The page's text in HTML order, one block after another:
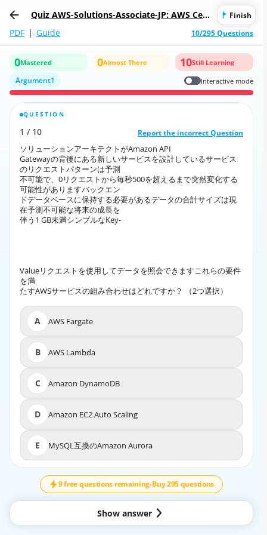
Quiz AWS-Solutions-Associate-JP: AWS Cert
ified Solutions Architect - Associate (SAA-C
02) (AWS-Solutions-Associate日本語版)
Finish
PDF | Guide 10/295 Questions
0Mastered 0Almost There 10Still Learning
Argument1 Interactive mode
QUESTION
1 / 10 Report the incorrect Question
ソリューションアーキテクトがAmazon API
Gatewayの背後にある新しいサービスを設計しているサービス
のリクエストパターンは予測
不可能で、0リクエストから毎秒500を超えるまで突然変化する
可能性がありますバックエン
ドデータベースに保持する必要があるデータの合計サイズは現
在予測不可能な将来の成長を
伴う1 GB未満シンプルなKey-
Valueリクエストを使用してデータを照会できますこれらの要件
を満
たすAWSサービスの組み合わせはどれですか？ （2つ選択）
A AWS Fargate
B AWS Lambda
C Amazon DynamoDB
D Amazon EC2 Auto Scaling
E MySQL互換のAmazon Aurora
1
/
10
Report the incorrect Question
ソリューションアーキテクトがAmazon API
Gatewayの背後にある新しいサービスを設計しているサービス
不可能で、0リクエストから毎秒500を超えるまで突然変化する
ドデータベースに保持する必要があるデータの合計サイズは現
Valueリクエストを使用してデータを照会できますこれらの要件
たすAWSサービスの組み合わせはどれですか？ （2つ選択）
Amazon EC2 Auto Scaling
MySQL互換のAmazon Aurora
EXPLANATION
Https://aws.amazon.com/about-aws/whats-
new/2017/11/amazon-api-gateway-supports-
9 free questions remaining-Buy 295 questions
Show answer